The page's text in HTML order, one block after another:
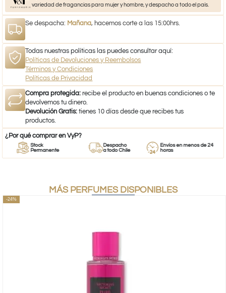
variedad de fragancias para mujer y hombre, y despacho a todo el país.
Se despacha: Mañana, hacemos corte a las 15:00hrs.
Todas nuestras políticas las puedes consultar aquí:
Políticas de Devoluciones y Reembolsos
Términos y Condiciones
Políticas de Privacidad
Compra protegida: recibe el producto en buenas condiciones o te
devolvemos tu dinero.
Devolución Gratis: tienes 10 días desde que recibes tus
productos.
¿Por qué comprar en VyP?
Stock
Permanente
Despacho
a todo Chile
Envíos en menos de 24
horas
MÁS PERFUMES DISPONIBLES
-24%